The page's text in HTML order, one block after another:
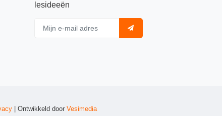
lesideeën
| Ontwikkeld door Vesimedia